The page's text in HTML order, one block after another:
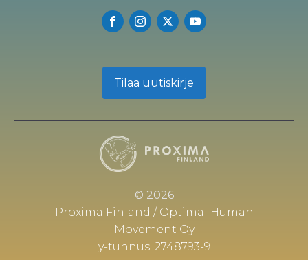
Tilaa uutiskirje
© 2026
Proxima Finland / Optimal Human
Movement Oy
y-tunnus: 2748793-9